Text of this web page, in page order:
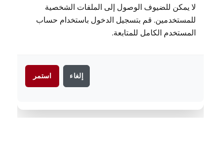
لا يمكن للضيوف الوصول إلى الملفات الشخصية
للمستخدمين. قم بتسجيل الدخول باستخدام حساب
المستخدم الكامل للمتابعة.
إلغاء استمر